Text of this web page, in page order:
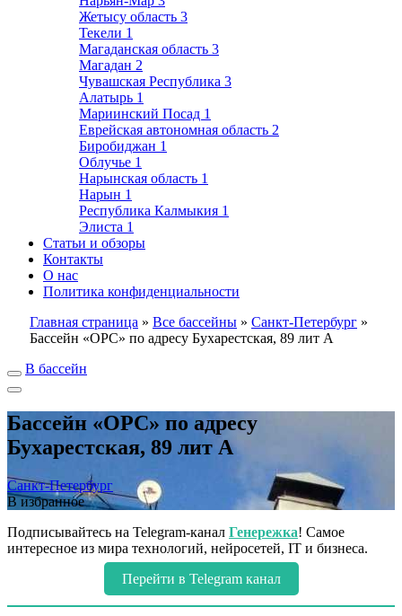
Жетысу область 3
Текели 1
Магаданская область 3
Магадан 2
Чувашская Республика 3
Алатырь 1
Мариинский Посад 1
Еврейская автономная область 2
Биробиджан 1
Облучье 1
Нарынская область 1
Нарын 1
Республика Калмыкия 1
Элиста 1
Статьи и обзоры
Контакты
О нас
Политика конфиденциальности
Главная страница » Все бассейны » Санкт-Петербург »
Бассейн «ОРС» по адресу Бухарестская, 89 лит А
В бассейн
Бассейн «ОРС» по адресу
Бухарестская, 89 лит А
Санкт-Петербург
В избранное
Подписывайтесь на Telegram-канал Генережка! Самое
интересное из мира технологий, нейросетей, IT и бизнеса.
Перейти в Telegram канал